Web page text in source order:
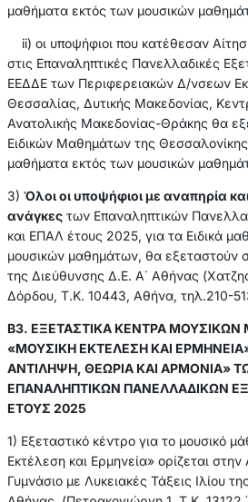
μαθήματα εκτός των μουσικών
ii) οι υποψήφιοι που κατέθεσαν
στις Επαναληπτικές Πανελλαδικές
ΕΕΔΔΕ των Περιφερειακών Δ/νσεων
Θεσσαλίας, Δυτικής Μακεδονίας,
Ανατολικής Μακεδονίας-Θράκης θα
Ειδικών Μαθημάτων της
μαθήματα εκτός των μουσικών
3) Όλοι οι υποψήφιοι με αναπηρία και
ανάγκεςτων Επαναληπτικών
και ΕΠΑΛ έτους 2025, για τα Ειδικά
μουσικών μαθημάτων, θα εξεταστούν
της Διεύθυνσης Δ.Ε. Α΄ Αθήνας
Δόρδου, Τ.Κ. 10443, Αθήνα, τηλ.210-
Β3. ΕΞΕΤΑΣΤΙΚΑ ΚΕΝΤΡΑ
«ΜΟΥΣΙΚΗ ΕΚΤΕΛΕΣΗ ΚΑΙ
ΑΝΤΙΛΗΨΗ, ΘΕΩΡΙΑ ΚΑΙ ΑΡΜΟΝΙΑ»
ΕΠΑΝΑΛΗΠΤΙΚΩΝ ΠΑΝΕΛΛΑΔΙΚΩΝ
ΕΤΟΥΣ 2025
1) Εξεταστικό κέντρο για το μουσικό
Εκτέλεση και Ερμηνεία» ορίζεται στην
Γυμνάσιο με Λυκειακές Τάξεις Ιλίου